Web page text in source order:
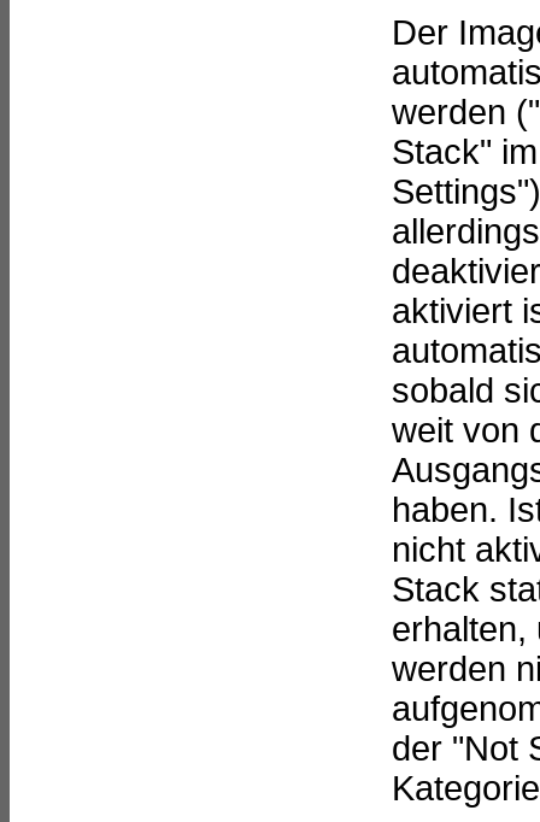
Der
werden
Stack"
aktiviert
sobald
weit von
haben.
nicht
Stack
erhalten,
werden
der "Not